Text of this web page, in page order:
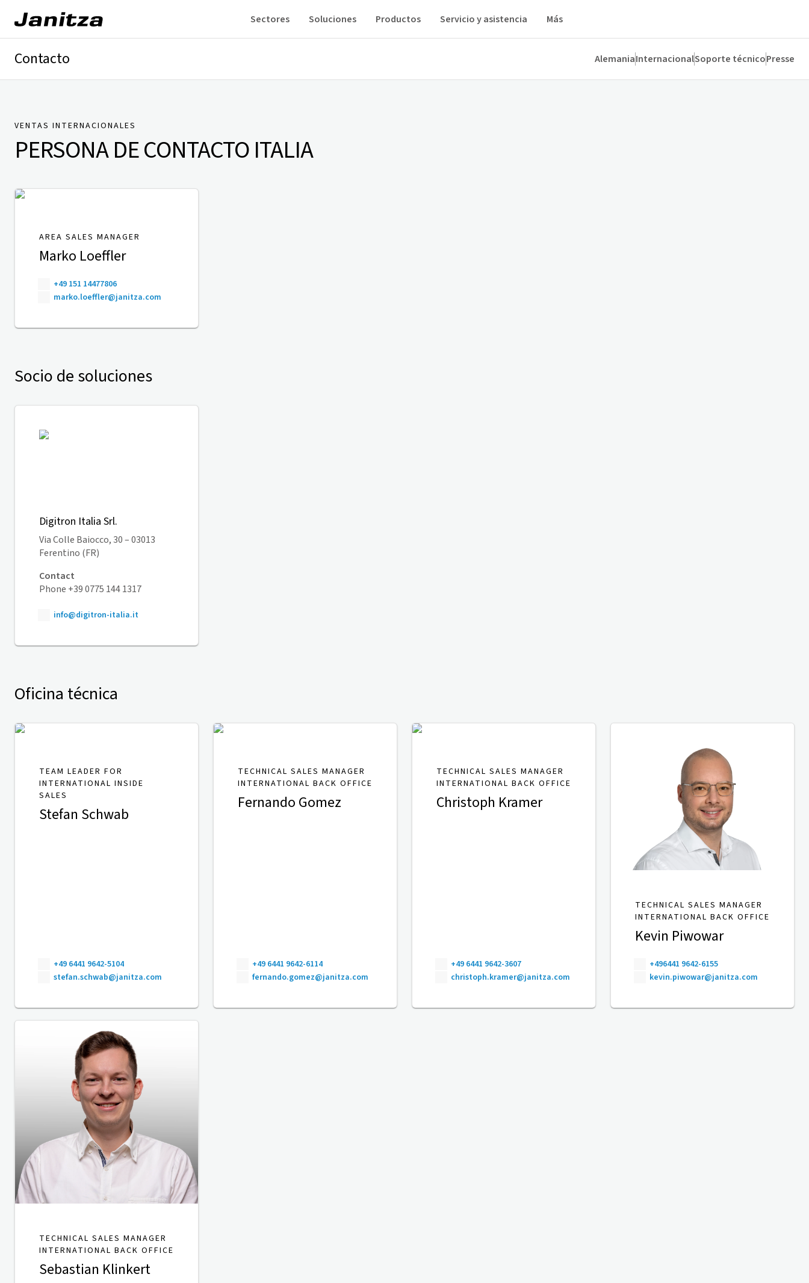
Sectores Soluciones Productos Servicio y asistencia Más
Contacto AlemaniaInternacionalSoporte técnicoPresse
VENTAS INTERNACIONALES
PERSONA DE CONTACTOITALIA
AREA SALES MANAGER
Marko Loeffler
+49 151 14477806
marko.loeffler@janitza.com
Socio de soluciones
Digitron Italia Srl.
Via Colle Baiocco, 30 – 03013
Ferentino (FR)
Contact
Phone +39 0775 144 1317
info@digitron-italia.it
Oficina técnica
TEAM LEADER FOR
INTERNATIONAL INSIDE
SALES
Stefan Schwab
+49 6441 9642-5104
stefan.schwab@janitza.com
TECHNICAL SALES MANAGER
INTERNATIONAL BACK OFFICE
Fernando Gomez
+49 6441 9642-6114
fernando.gomez@janitza.com
TECHNICAL SALES MANAGER
INTERNATIONAL BACK OFFICE
Christoph Kramer
+49 6441 9642-3607
christoph.kramer@janitza.com
TECHNICAL SALES MANAGER
INTERNATIONAL BACK OFFICE
Kevin Piwowar
+496441 9642-6155
kevin.piwowar@janitza.com
TECHNICAL SALES MANAGER
INTERNATIONAL BACK OFFICE
Sebastian Klinkert